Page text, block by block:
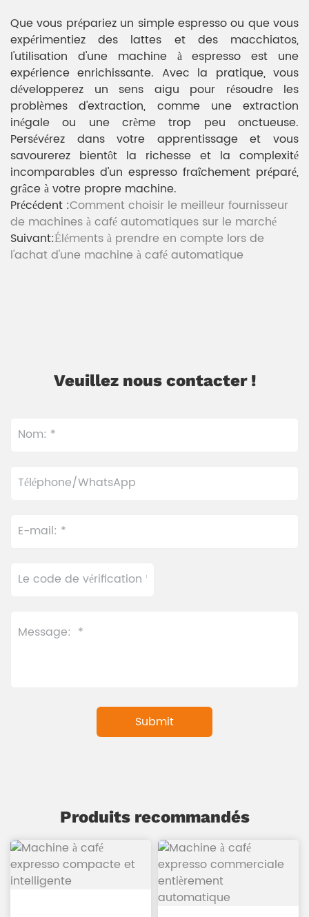
Que vous prépariez un simple espresso ou que vous
expérimentiez des lattes et des macchiatos,
l'utilisation d'une machine à espresso est une
expérience enrichissante. Avec la pratique, vous
développerez un sens aigu pour résoudre les
problèmes d'extraction, comme une extraction
inégale ou une crème trop peu onctueuse.
Persévérez dans votre apprentissage et vous
savourerez bientôt la richesse et la complexité
incomparables d'un espresso fraîchement préparé,
grâce à votre propre machine.
Précédent :Comment choisir le meilleur fournisseur
de machines à café automatiques sur le marché
Suivant:Éléments à prendre en compte lors de
l'achat d'une machine à café automatique
Veuillez nous contacter !
Produits recommandés